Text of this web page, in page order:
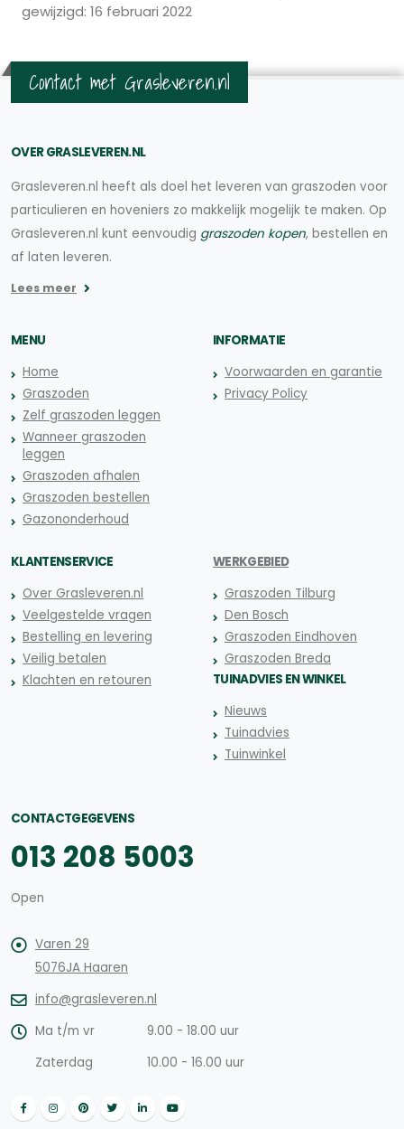
gewijzigd: 16 februari 2022
Contact met Grasleveren.nl
OVER GRASLEVEREN.NL
Grasleveren.nl heeft als doel het leveren van graszoden voor
particulieren en hoveniers zo makkelijk mogelijk te maken. Op
Grasleveren.nl kunt eenvoudig graszoden kopen, bestellen en
af laten leveren.
Lees meer
MENU
Home
Graszoden
Zelf graszoden leggen
Wanneer graszoden
leggen
Graszoden afhalen
Graszoden bestellen
Gazononderhoud
INFORMATIE
Voorwaarden en garantie
Privacy Policy
KLANTENSERVICE
Over Grasleveren.nl
Veelgestelde vragen
Bestelling en levering
Veilig betalen
Klachten en retouren
WERKGEBIED
Graszoden Tilburg
Den Bosch
Graszoden Eindhoven
Graszoden Breda
TUINADVIES EN WINKEL
Nieuws
Tuinadvies
Tuinwinkel
CONTACTGEGEVENS
013 208 5003
Open
Varen 29
5076JA Haaren
info@grasleveren.nl
Ma t/m vr
9.00 - 18.00 uur
Zaterdag
10.00 - 16.00 uur